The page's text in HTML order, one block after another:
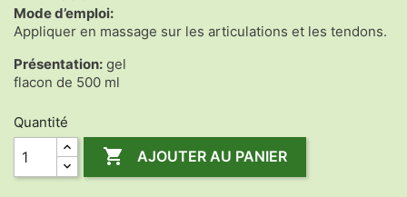
Mode d’emploi:
Appliquer en massage sur les articulations et les tendons.
Présentation: gel
flacon de 500 ml
Quantité
 AJOUTER AU PANIER